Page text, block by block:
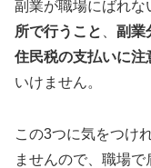
副業が職場にばれな
所で行うこと
副業
住民税の支払いに注
いけません。
この3つに気をつけ
ませんので、職場